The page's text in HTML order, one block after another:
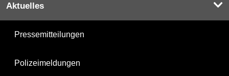
Aktuelles
Pressemitteilungen
Polizeimeldungen